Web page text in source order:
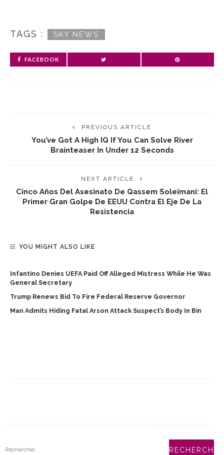
TAGS : SKY NEWS
FACEBOOK
PREVIOUS ARTICLE
You’ve Got A High IQ If You Can Solve River
Brainteaser In Under 12 Seconds
NEXT ARTICLE
Cinco Años Del Asesinato De Qassem Soleimani: El
Primer Gran Golpe De EEUU Contra El Eje De La
Resistencia
YOU MIGHT ALSO LIKE
Infantino Denies UEFA Paid Off Alleged Mistress While He Was
General Secretary
Trump Renews Bid To Fire Federal Reserve Governor
Man Admits Hiding Fatal Arson Attack Suspect’s Body In Bin